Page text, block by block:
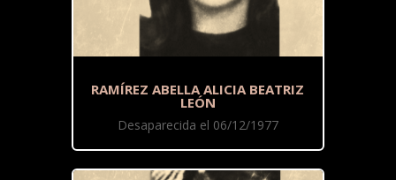
RAMÍREZ ABELLA ALICIA BEATRIZ
LEÓN
Desaparecida el 06/12/1977